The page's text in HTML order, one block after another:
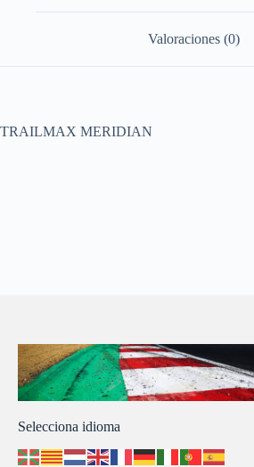
Valoraciones (0)
TRAILMAX MERIDIAN
Selecciona idioma